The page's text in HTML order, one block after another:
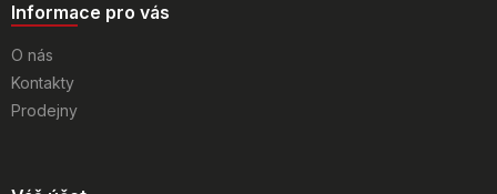
Informace pro vás
O nás
Kontakty
Prodejny